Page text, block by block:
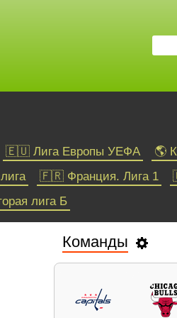
🇪🇺 Лига Европы УЕФА
🌎
🇫🇷 Франция. Лига 1
лига Б
Команды